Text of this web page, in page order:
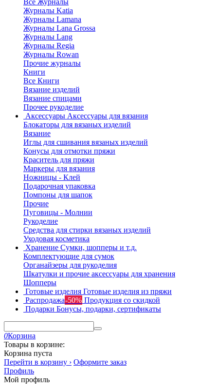
Журналы Katia
Журналы Lamana
Журналы Lana Grossa
Журналы Lang
Журналы Regia
Журналы Rowan
Прочие журналы
Книги
Все Книги
Вязание изделий
Вязание спицами
Прочее рукоделие
Аксессуары Аксессуары для вязания
Блокаторы для вязаных изделий
Вязание
Иглы для сшивания вязаных изделий
Конусы для отмотки пряжи
Краситель для пряжи
Маркеры для вязания
Ножницы - Клей
Подарочная упаковка
Помпоны для шапок
Прочие
Пуговицы - Молнии
Рукоделие
Средства для стирки вязаных изделий
Уходовая косметика
Хранение Сумки, шопперы и т.д.
Комплектующие для сумок
Органайзеры для рукоделия
Шкатулки и прочие аксессуары для хранения
Шопперы
Готовые изделия Готовые изделия из пряжи
Распродажа-50% Продукция со скидкой
Подарки Бонусы, подарки, сертификаты
0Корзина
Товары в корзине:
Корзина пуста
Перейти в корзину › Оформите заказ
Профиль
Мой профиль